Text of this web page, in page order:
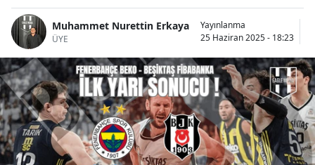
Muhammet Nurettin Erkaya
ÜYE
Yayınlanma
25 Haziran 2025 - 18:23